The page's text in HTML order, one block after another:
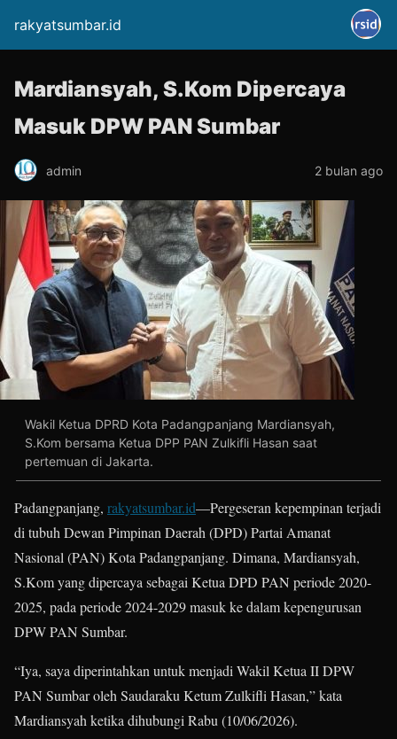
rakyatsumbar.id
Mardiansyah, S.Kom Dipercaya
Masuk DPW PAN Sumbar
admin 2 bulan ago
Wakil Ketua DPRD Kota Padangpanjang Mardiansyah,
S.Kom bersama Ketua DPP PAN Zulkifli Hasan saat
pertemuan di Jakarta.
Padangpanjang, rakyatsumbar.id—Pergeseran kepempinan terjadi
di tubuh Dewan Pimpinan Daerah (DPD) Partai Amanat
Nasional (PAN) Kota Padangpanjang. Dimana, Mardiansyah,
S.Kom yang dipercaya sebagai Ketua DPD PAN periode 2020-
2025, pada periode 2024-2029 masuk ke dalam kepengurusan
DPW PAN Sumbar.
“Iya, saya diperintahkan untuk menjadi Wakil Ketua II DPW
PAN Sumbar oleh Saudaraku Ketum Zulkifli Hasan,” kata
Mardiansyah ketika dihubungi Rabu (10/06/2026).